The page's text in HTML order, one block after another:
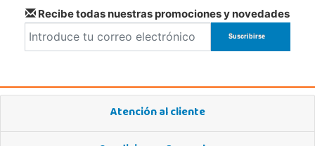
Juguetilandia Roquetas de Mar
Almería
C/ Santiago de Compostela, 14 - Carretera Alicum (Las Salinas)
Localizar Tienda
POCAS UNIDADES
Recibe todas nuestras promociones y novedades
Atención al cliente